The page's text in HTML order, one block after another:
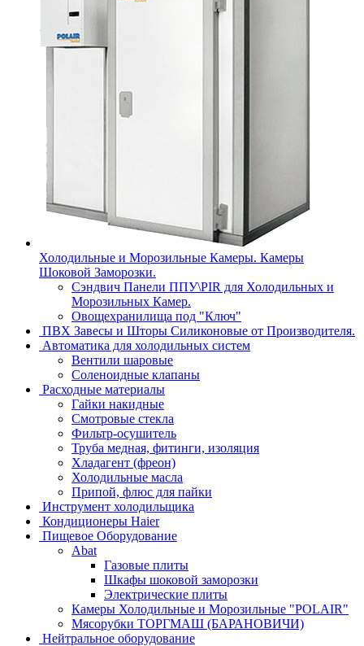
Холодильные и Морозильные Камеры. Камеры
Шоковой Заморозки.
Сэндвич Панели ППУ\PIR для Холодильных и
Морозильных Камер.
Овощехранилища под "Ключ"
ПВХ Завесы и Шторы Силиконовые от Производителя.
Автоматика для холодильных систем
Вентили шаровые
Соленоидные клапаны
Расходные материалы
Гайки накидные
Смотровые стекла
Фильтр-осушитель
Труба медная, фитинги, изоляция
Хладагент (фреон)
Холодильные масла
Припой, флюс для пайки
Инструмент холодильщика
Кондиционеры Haier
Пищевое Оборудование
Abat
Газовые плиты
Шкафы шоковой заморозки
Электрические плиты
Камеры Холодильные и Морозильные "POLAIR"
Мясорубки ТОРГМАШ (БАРАНОВИЧИ)
Нейтральное оборудование